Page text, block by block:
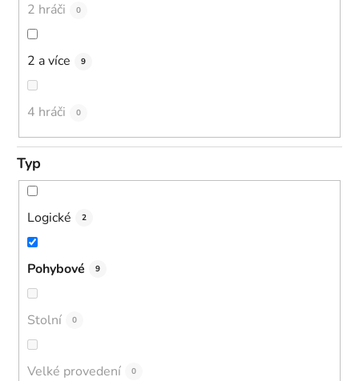
2 hráči 0
2 a více 9
4 hráči 0
Typ
Logické 2
Pohybové 9
Stolní 0
Velké provedení 0